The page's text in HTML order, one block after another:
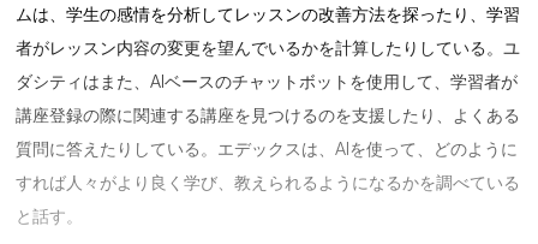
ムは、学生の感情を分析してレッスンの改善方法を探ったり、学習
者がレッスン内容の変更を望んでいるかを計算したりしている。ユ
ダシティはまた、AIベースのチャットボットを使用して、学習者が
講座登録の際に関連する講座を見つけるのを支援したり、よくある
質問に答えたりしている。エデックスは、AIを使って、どのように
すれば人々がより良く学び、教えられるようになるかを調べている
と話す。